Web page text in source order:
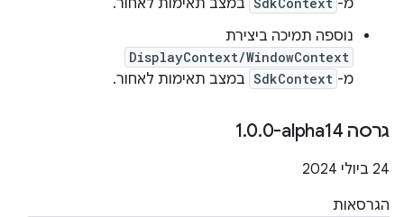
מ-
במצב תאימות לאחור.
נוספה תמיכה ביצירת
DisplayContext/WindowContext
מ- SdkContext במצב תאימות לאחור.
גרסה ‎1 .0.0-alpha14
‫24 ביולי 2024
הגרסאות